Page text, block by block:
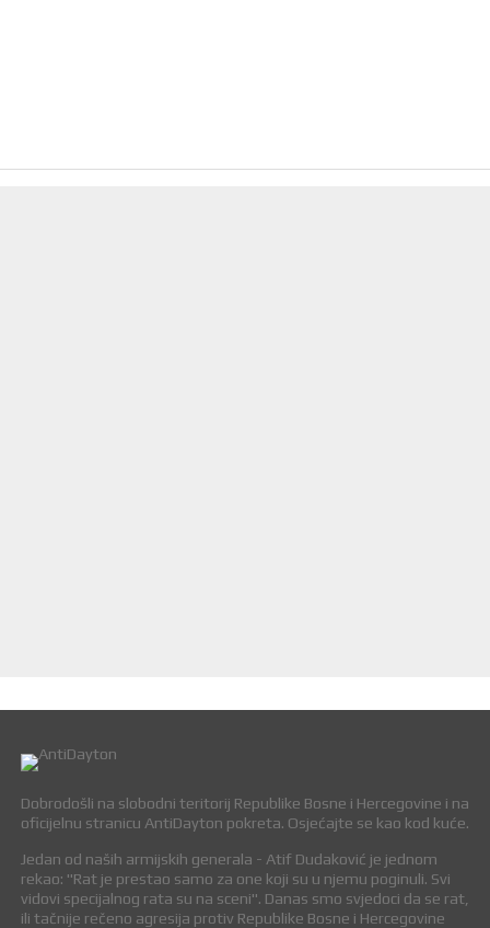
Dobrodošli na slobodni teritorij Republike Bosne i Hercegovine i na
oficijelnu stranicu AntiDayton pokreta. Osjećajte se kao kod kuće.
Jedan od naših armijskih generala - Atif Dudaković je jednom
rekao: "Rat je prestao samo za one koji su u njemu poginuli. Svi
vidovi specijalnog rata su na sceni". Danas smo svjedoci da se rat,
ili tačnije rečeno agresija protiv Republike Bosne i Hercegovine